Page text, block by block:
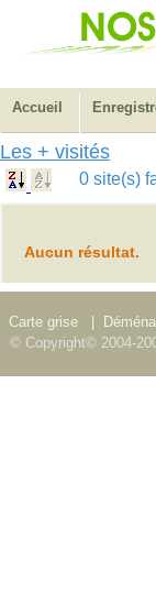
Accueil
Les + visités
0 site(s)
Aucun résultat.
Carte grise
© Copyright© 2004-